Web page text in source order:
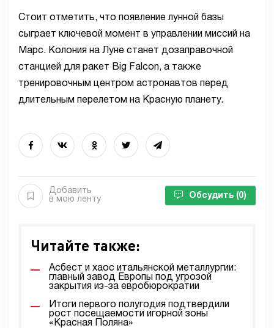
Стоит отметить, что появление лунной базы
сыграет ключевой момент в управлении миссий на
Марс. Колония на Луне станет дозаправочной
станцией для ракет Big Falcon, а также
тренировочным центром астронавтов перед
длительным перелетом на Красную планету.
Добавить
в мою ленту
Обсудить (0)
Читайте также:
Асбест и хаос итальянской металлургии:
главный завод Европы под угрозой
закрытия из-за евробюрократии
Итоги первого полугодия подтвердили
рост посещаемости игорной зоны
«Красная Поляна»